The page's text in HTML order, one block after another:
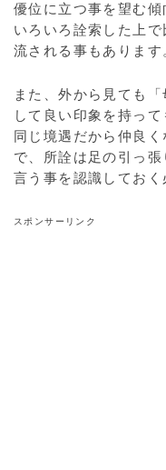
優位に立つ事を望む
いろいろ詮索した上
流される事もあります
また、外から見ても
して良い印象を持って
同じ境遇だから仲良
で、所詮は足の引っ
言う事を認識しておく
スポンサーリンク